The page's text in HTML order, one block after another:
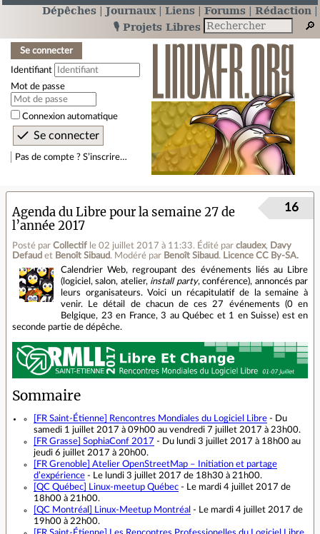
Dépêches Journaux Liens Forums
Rédaction
🎙️ Projets Libres
Se connecter
Identifiant
Mot de passe
Connexion automatique
Pas de compte ? S’inscrire…
Agenda du Libre pour la semaine 27 de
l’année 2017
Posté par Collectif le 02 juillet 2017 à 11:33. Édité par claudex, Davy
Defaud et Benoît Sibaud. Modéré par Benoît Sibaud. Licence CC By‑SA.
16
Calendrier Web, regroupant des événements liés au Libre
(logiciel, salon, atelier, install party, conférence), annoncés par
leurs organisateurs. Voici un récapitulatif de la semaine à
venir. Le détail de chacun de ces 27 événements (0 en
Belgique, 23 en France, 3 au Québec et 1 en Suisse) est en
seconde partie de dépêche.
Sommaire
[FR Saint-Étienne] Rencontres Mondiales du Logiciel Libre - Du
samedi 1 juillet 2017 à 09h00 au vendredi 7 juillet 2017 à 23h00.
[FR Grasse] SophiaConf 2017 - Du lundi 3 juillet 2017 à 18h00 au
jeudi 6 juillet 2017 à 20h00.
[FR Grenoble] Atelier OpenStreetMap – Initiation et partage
d’expérience - Le lundi 3 juillet 2017 de 18h30 à 21h00.
[QC Québec]
Linux-meetup Québec - Le mardi 4 juillet 2017 de
18h00 à 21h00.
[QC Montréal]
Linux-Meetup Montréal - Le mardi 4 juillet 2017 de
19h00 à 22h00.